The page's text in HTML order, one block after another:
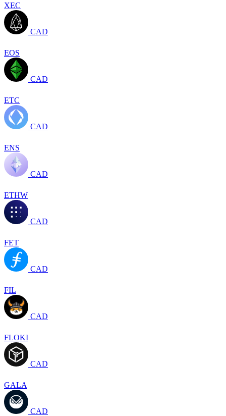
XEC
CAD
EOS
CAD
ETC
CAD
ENS
CAD
ETHW
CAD
FET
CAD
FIL
CAD
FLOKI
CAD
GALA
CAD